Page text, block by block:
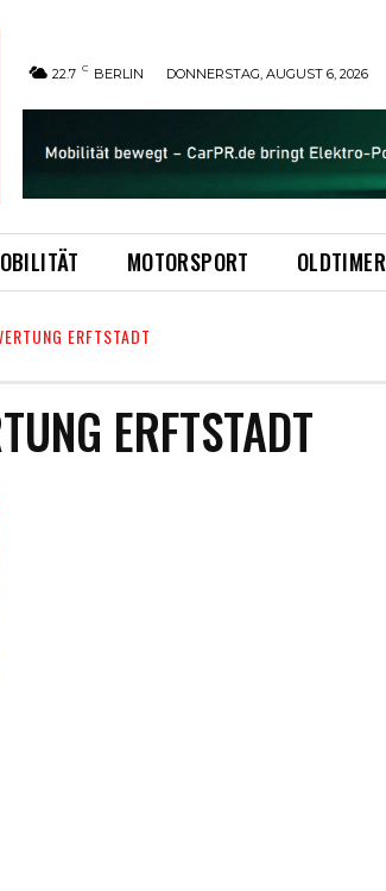
22.7 C BERLIN DONNERSTAG, AUGUST 6, 2026
MOTORSPORT OLDTIMER
ERFTSTADT
ERFTSTADT